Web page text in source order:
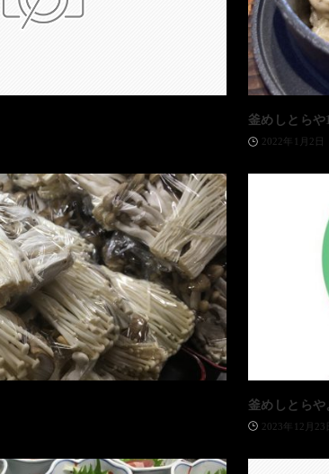
釜めしとら
2022年1月2日
釜めしとら
2023年12月23